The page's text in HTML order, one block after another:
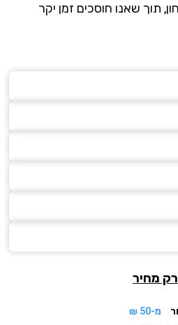
תוך שאנו חוסכים זמן יקר
מחיר
מ-50 ₪